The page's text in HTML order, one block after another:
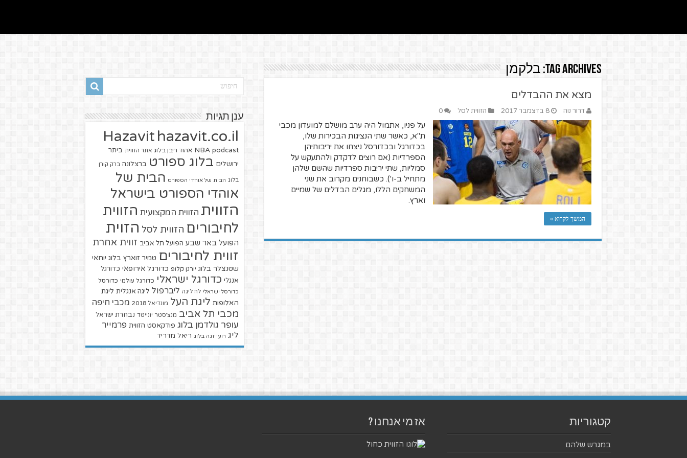
Tag Archives: בלקמן
מצא את ההבדלים
דרור נוה 8 בדצמבר 2017 הזווית לסל 0
על פניו, אתמול היה ערב מושלם למועדון מכבי
ת"א, כאשר שתי הנציגות הבכירות שלו,
בכדורגל ובכדורסל ניצחו את יריבותיהן
הספרדיות (אם רוצים לדקדק ולהתעקש על
סמליות, שתי יריבות ספרדיות שהשם שלהן
מתחיל ב-ו'). כשבוחנים מקרוב את שני
המשחקים הללו, מגלים הבדלים של שמיים
וארץ.
המשך לקרוא »
ענן תגיות
Hazavit hazavit.co.il
NBA podcast אהוד ריבן בלוג אתר הזווית ביתר
ירושלים בלוג ספורט ברצלונה ברק קורן
בלוג הבית של אוהדי הספורט הבית של
אוהדי הספורט בישראל
הזווית הזווית המקצועית הזווית
לחיבורים הזווית לסל הזוית
הפועל באר שבע הפועל תל אביב זווית אחרת
זווית לחיבורים טמיר זוארץ בלוג יוחאי
שטנצלר בלוג יורגן קלופ כדורגל אירופאי כדורגל
אנגלי כדורגל ישראלי כדורגל עולמי כדורסל
כדורסל ישראלי לה ליגה ליברפול ליגה אנגלית ליגת
האלופות ליגת העל מונדיאל 2018 מכבי חיפה
מכבי תל אביב מנצ'סטר יונייטד נבחרת ישראל
עופר גולדמן בלוג פודקאסט הזווית פרמייר
ליג רועי זגה בלוג ריאל מדריד
קטגוריות
במגרש שלהם
אז מי אנחנו ?